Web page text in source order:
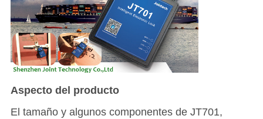
Aspecto del producto
El tamaño y algunos componentes de JT701,